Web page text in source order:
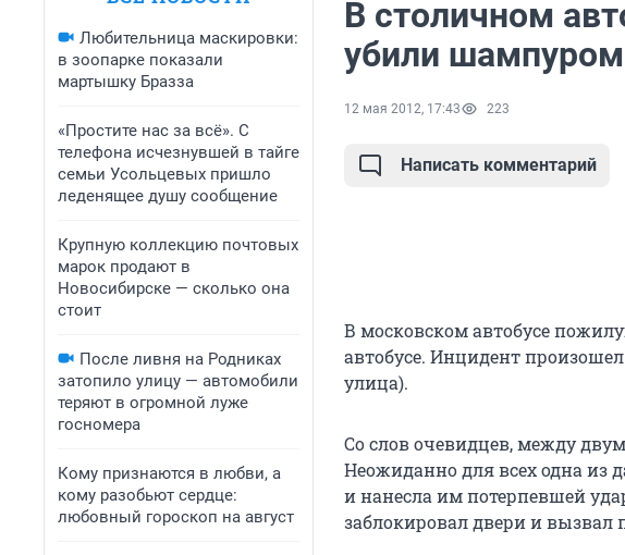
Любительница маскировки:
в зоопарке показали
мартышку Бразза
«Простите нас за всё». С
телефона исчезнувшей в тайге
семьи Усольцевых пришло
леденящее душу сообщение
Крупную коллекцию почтовых
марок продают в
Новосибирске — сколько она
стоит
После ливня на Родниках
затопило улицу — автомобили
теряют в огромной луже
госномера
Кому признаются в любви, а
кому разобьют сердце:
любовный гороскоп на август
В столичном
убили шампуром
12 мая 2012, 17:43 223
Написать комментарий
В московском автобусе
автобусе. Инцидент
улица).
Со слов очевидцев, между
Неожиданно для всех одна из
и нанесла им потерпевшей
заблокировал двери и вызвал